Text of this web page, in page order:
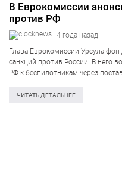
В Еврокомиссии
против РФ
4 года назад
Глава Еврокомиссии Урсула
санкций против России. В него
РФ к беспилотникам через
санкций против…
ЧИТАТЬ ДЕТАЛЬНЕЕ